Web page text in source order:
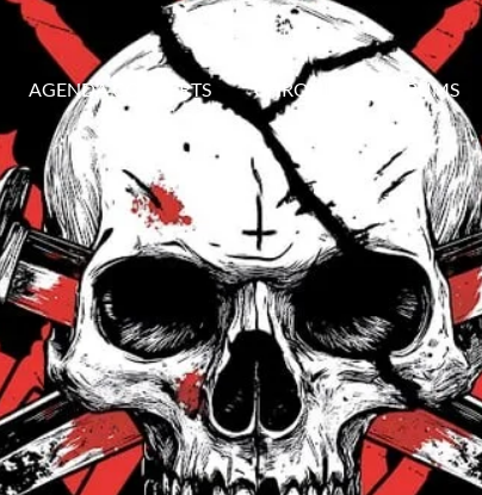
AGENDA CONCERTS CHRONIQUES ALBUMS